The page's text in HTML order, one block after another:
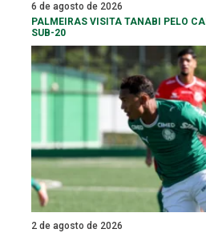
6 de agosto de 2026
PALMEIRAS VISITA TANABI PELO
SUB-20
2 de agosto de 2026